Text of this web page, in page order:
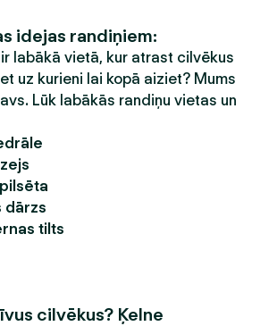
idejas randiņiem:
ir labākā vietā, kur atrast cilvēkus
uz kurieni lai kopā aiziet? Mums
Lūk labākās randiņu vietas un
dārzs
tilts
cilvēkus? Ķelne